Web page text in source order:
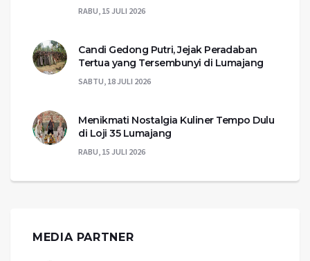
RABU, 15 JULI 2026
Candi Gedong Putri, Jejak Peradaban
Tertua yang Tersembunyi di Lumajang
SABTU, 18 JULI 2026
Menikmati Nostalgia Kuliner Tempo Dulu
di Loji 35 Lumajang
RABU, 15 JULI 2026
MEDIA PARTNER